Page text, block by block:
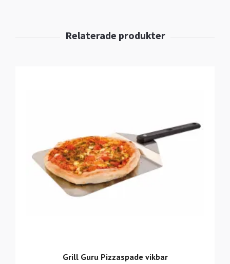
Grill Guru Pizzaspade vikbar